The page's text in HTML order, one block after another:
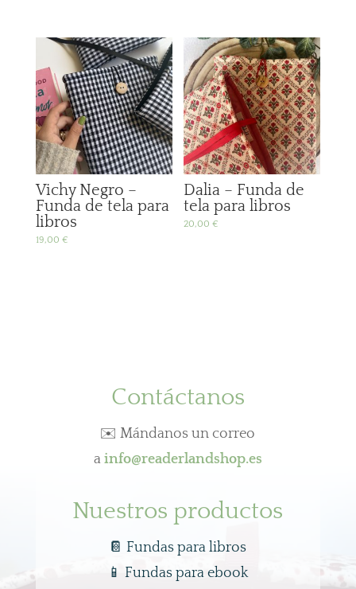
Vichy Negro –
Funda de tela para
libros
19,00 €
Dalia – Funda de
tela para libros
20,00€
Contáctanos
✉️ Mándanos un correo
a info@readerlandshop.es
Nuestros productos
📔 Fundas para libros
📱Fundas para ebook